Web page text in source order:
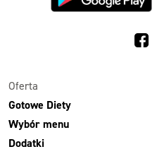
Oferta
Gotowe Diety
Wybór menu
Dodatki